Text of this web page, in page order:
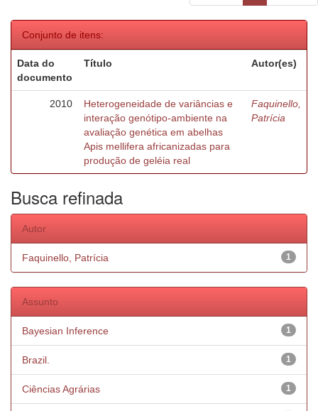
Conjunto de itens:
Data do
documento
Título Autor(es)
2010
Heterogeneidade de variâncias e
interação genótipo-ambiente na
avaliação genética em abelhas
Apis mellifera africanizadas para
produção de geléia real
Faquinello,
Patrícia
Busca refinada
Autor
1
Faquinello, Patrícia
Assunto
1
Bayesian Inference
1
Brazil.
1
Ciências Agrárias